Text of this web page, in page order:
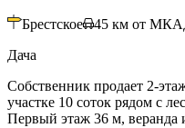
Брестское 45 км от
Дача
Собственник продает 2-
участке 10 соток рядом с
Первый этаж 36 м, веранда